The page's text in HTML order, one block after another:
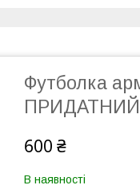
Футболка
600 ₴
В наявності